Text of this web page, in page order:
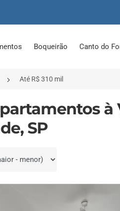
Boqueirão Canto do
Até R$ 310 mil
à
SP